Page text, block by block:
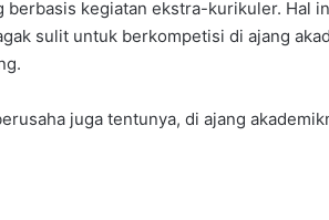
kegiatan ekstra-kurikuler. Hal
sulit untuk berkompetisi di ajang
juga tentunya, di ajang